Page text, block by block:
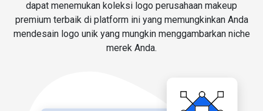
dapat menemukan koleksi logo perusahaan makeup
premium terbaik di platform ini yang memungkinkan Anda
mendesain logo unik yang mungkin menggambarkan niche
merek Anda.